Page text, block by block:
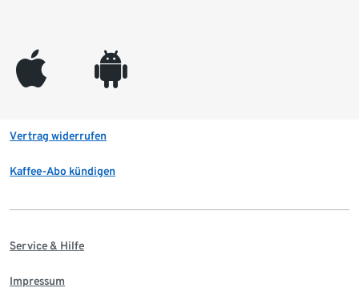
appleinc android
Vertrag widerrufen
Kaffee-Abo kündigen
Service & Hilfe
Impressum